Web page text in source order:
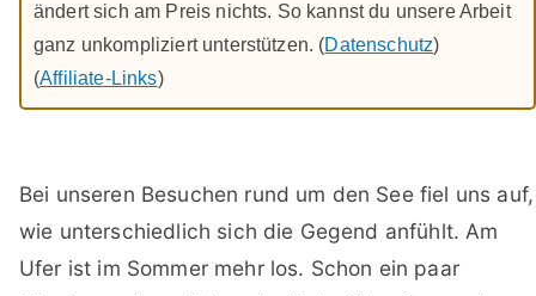
ändert sich am Preis nichts. So kannst du unsere Arbeit
ganz unkompliziert unterstützen. (Datenschutz)
(Affiliate-Links)
Bei unseren Besuchen rund um den See fiel uns auf,
wie unterschiedlich sich die Gegend anfühlt. Am
Ufer ist im Sommer mehr los. Schon ein paar